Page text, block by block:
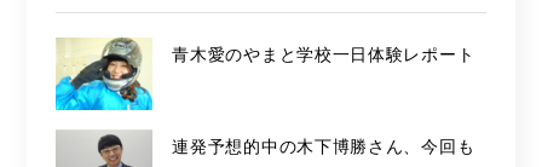
青木愛のやまと学校一日体験レポート
連発予想的中の木下博勝さん、今回も